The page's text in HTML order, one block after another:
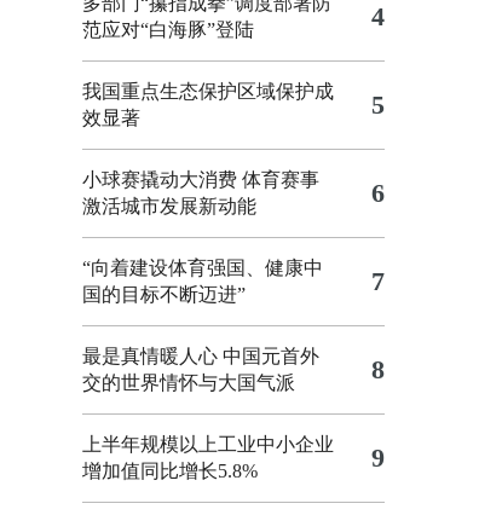
范应对“白海豚”登陆
4
我国重点生态保护区域保护成
效显著
5
小球赛撬动大消费 体育赛事
激活城市发展新动能
6
“向着建设体育强国、健康中
国的目标不断迈进”
7
最是真情暖人心 中国元首外
交的世界情怀与大国气派
8
上半年规模以上工业中小企业
增加值同比增长5.8%
9